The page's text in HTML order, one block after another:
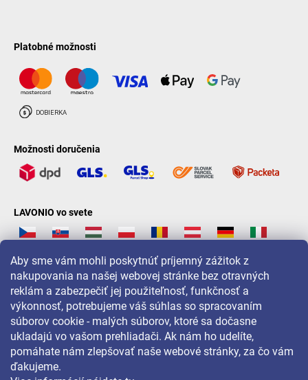
Aby sme vám mohli poskytnúť príjemný zážitok z
nakupovania na našej webovej stránke bez otravných
reklám a zabezpečiť jej použiteľnosť, funkčnosť a
výkonnosť, potrebujeme váš súhlas so spracovaním
súborov cookie - malých súborov, ktoré sa dočasne
ukladajú vo vašom prehliadači. Ak nám ho udelíte,
pomáhate nám zlepšovať naše webové stránky, za čo vám
ďakujeme.
Platobné možnosti
Možnosti doručenia
LAVONIO vo svete
Pre akcie, súťaže a zľavy nás sledujte na: